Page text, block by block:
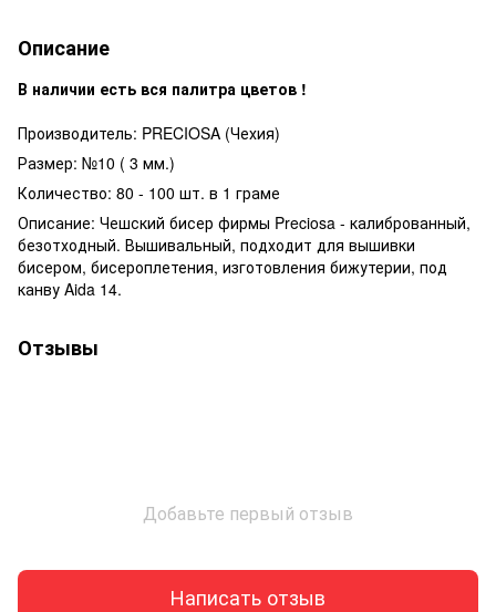
Описание
В наличии есть вся палитра цветов !
Производитель: PRECIOSA (Чехия)
Размер: №10 ( 3 мм.)
Количество: 80 - 100 шт. в 1 граме
Описание: Чешский бисер фирмы Preciosa - калиброванный,
безотходный. Вышивальный, подходит для вышивки
бисером, бисероплетения, изготовления бижутерии, под
канву Aida 14.
Отзывы
Добавьте первый отзыв
Написать отзыв